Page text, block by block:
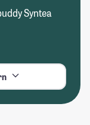
Syntea